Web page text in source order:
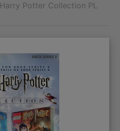
Potter Collection PL